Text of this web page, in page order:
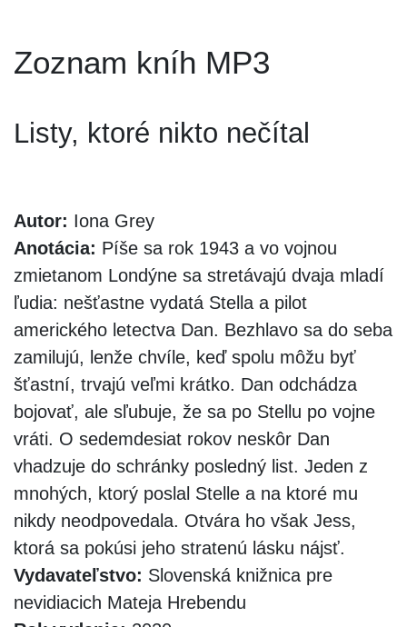
Zoznam kníh MP3
Listy, ktoré nikto nečítal
Autor: Iona Grey
Anotácia: Píše sa rok 1943 a vo vojnou
zmietanom Londýne sa stretávajú dvaja mladí
ľudia: nešťastne vydatá Stella a pilot
amerického letectva Dan. Bezhlavo sa do seba
zamilujú, lenže chvíle, keď spolu môžu byť
šťastní, trvajú veľmi krátko. Dan odchádza
bojovať, ale sľubuje, že sa po Stellu po vojne
vráti. O sedemdesiat rokov neskôr Dan
vhadzuje do schránky posledný list. Jeden z
mnohých, ktorý poslal Stelle a na ktoré mu
nikdy neodpovedala. Otvára ho však Jess,
ktorá sa pokúsi jeho stratenú lásku nájsť.
Vydavateľstvo: Slovenská knižnica pre
nevidiacich Mateja Hrebendu